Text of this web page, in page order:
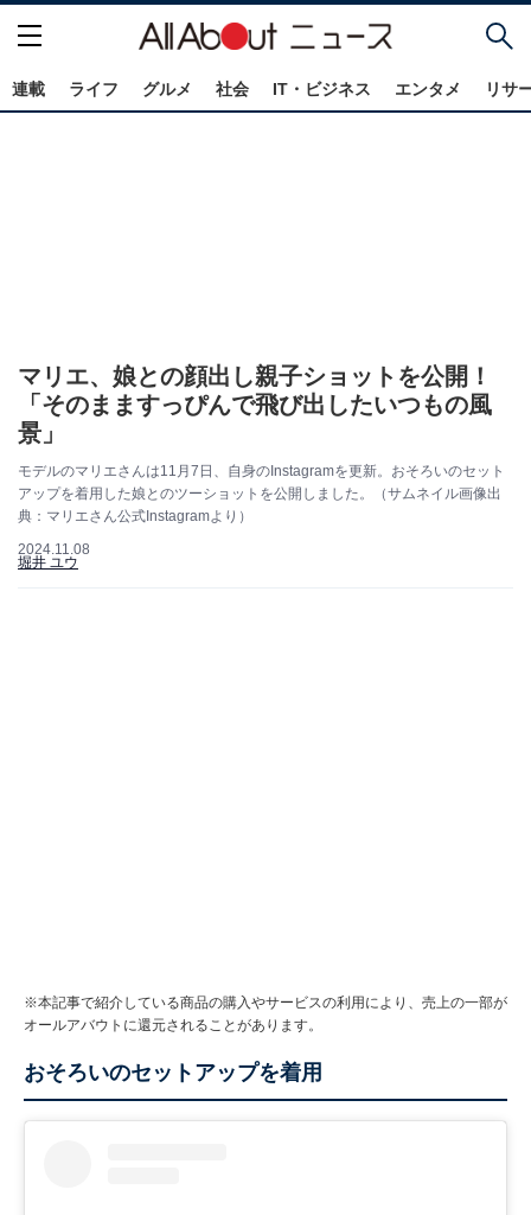
連載 ライフ グルメ 社会 IT・ビジネス エンタメ リサ
マリエ、娘との顔出し親子ショットを公開！
「そのまますっぴんで飛び出したいつもの風
景」
モデルのマリエさんは11月7日、自身のInstagramを更新。おそろいのセット
アップを着用した娘とのツーショットを公開しました。（サムネイル画像出
典：マリエさん公式Instagramより）
2024.11.08
堀井 ユウ
※本記事で紹介している商品の購入やサービスの利用により、売上の一部が
オールアバウトに還元されることがあります。
おそろいのセットアップを着用